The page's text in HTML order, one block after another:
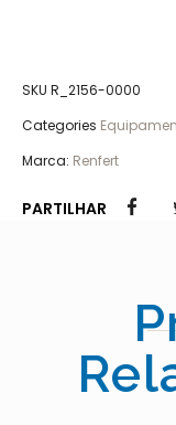
SKU R_2156-0000
Categories
Marca: Renfert
PARTILHAR